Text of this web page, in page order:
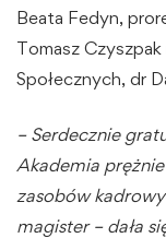
Beata Fedyn,
Tomasz
Społecznych, dr
– Serdecznie
Akademia
zasobów
magister – dała